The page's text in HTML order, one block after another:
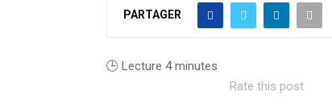
PARTAGER
🕒 Lecture 4 minutes
Rate this post